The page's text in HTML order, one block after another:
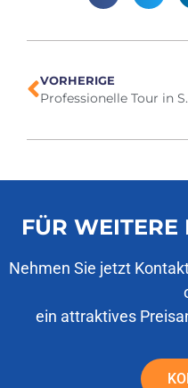
VORHERIGE
FÜR
Nehmen Sie jetzt
ein attraktives